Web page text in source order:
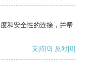
和安全性的连接，并帮
支持[0] 反对[0]